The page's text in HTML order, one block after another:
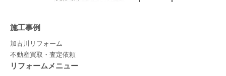
施工事例
加古川リフォーム
不動産買取・査定依頼
リフォームメニュー